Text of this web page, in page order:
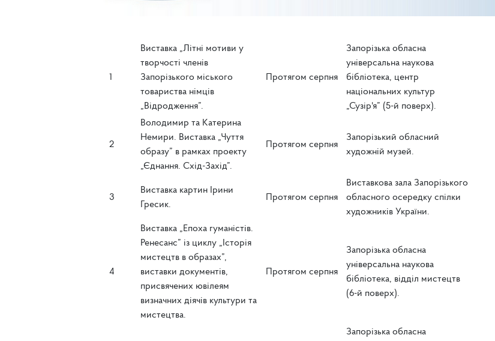
1
Виставка „Літні мотиви у
творчості членів
Запорізького міського
товариства німців
„Відродження”.
Протягом серпня
Запорізька обласна
універсальна наукова
бібліотека, центр
національних культур
„Сузір'я” (5-й поверх).
2
Володимир та Катерина
Немири. Виставка „Чуття
образу” в рамках проекту
„Єднання. Схід-Захід”.
Протягом серпня
Запорізький обласний
художній музей.
3
Виставка картин Ірини
Гресик.
Протягом серпня
Виставкова зала Запорізького
обласного осередку спілки
художників України.
4
Виставка „Епоха гуманістів.
Ренесанс” із циклу „Історія
мистецтв в образах”,
виставки документів,
присвячених ювілеям
визначних діячів культури та
мистецтва.
Протягом серпня
Запорізька обласна
універсальна наукова
бібліотека, відділ мистецтв
(6-й поверх).
Запорізька обласна